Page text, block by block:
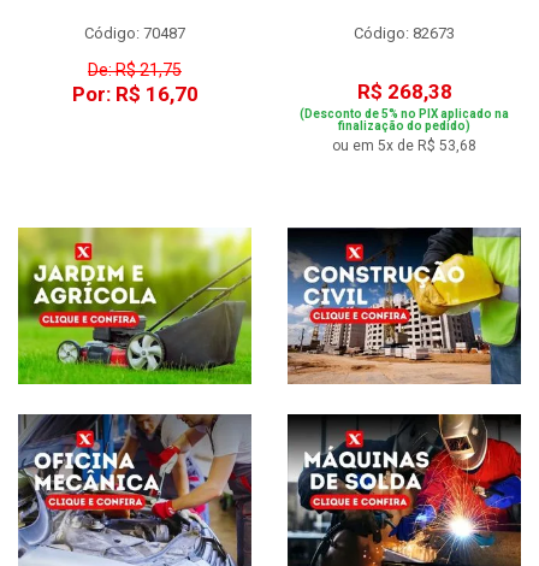
Código: 70487
De: R$ 21,75
Por: R$ 16,70
Código: 82673
R$ 268,38
(Desconto de 5% no PIX aplicado na
finalização do pedido)
ou em 5x de R$ 53,68